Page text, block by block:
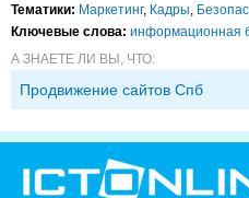
Тематики: Маркетинг, Кадры,
Ключевые слова: информационная
А ЗНАЕТЕ ЛИ ВЫ, ЧТО:
Продвижение сайтов Спб